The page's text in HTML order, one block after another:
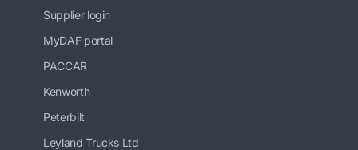
Supplier login
MyDAF portal
PACCAR
Kenworth
Peterbilt
Leyland Trucks Ltd